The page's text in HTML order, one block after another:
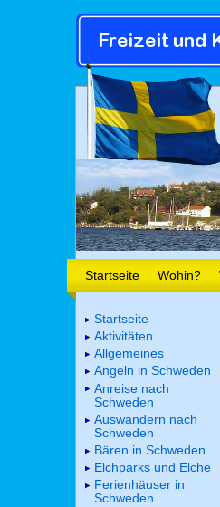
Startseite Wohin?
Startseite
Aktivitäten
Allgemeines
Angeln in Schweden
Anreise nach
Schweden
Auswandern nach
Schweden
Bären in Schweden
Elchparks und Elche
Ferienhäuser in
Schweden